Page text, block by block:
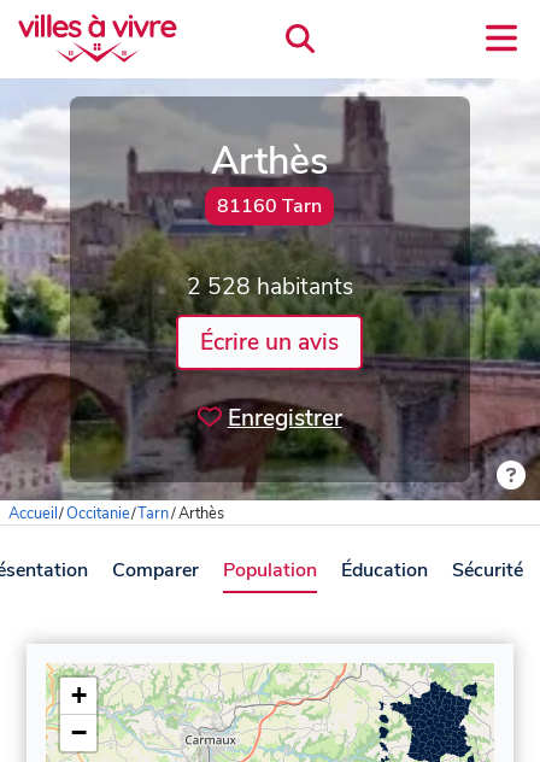
Arthès
81160 Tarn
2 528 habitants
Écrire un avis
Enregistrer
Accueil/Occitanie/Tarn/Arthès
Comparer Population Éducation Sécurité
+
−